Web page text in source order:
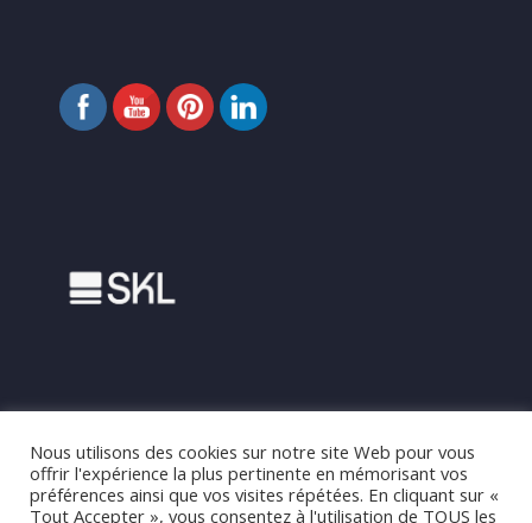
Nous utilisons des cookies sur notre site Web pour vous
offrir l'expérience la plus pertinente en mémorisant vos
préférences ainsi que vos visites répétées. En cliquant sur «
Tout Accepter », vous consentez à l'utilisation de TOUS les